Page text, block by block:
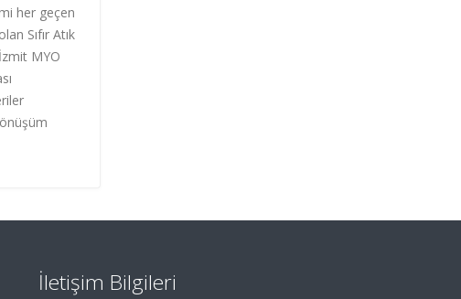
her geçen
Sıfır Atık
MYO
İletişim Bilgileri